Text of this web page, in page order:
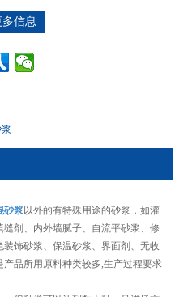
多信息
砂浆以外的有特殊用途的砂浆，如灌
剂、内外墙腻子、自流平砂浆、修
饰砂浆、保温砂浆、界面剂、无收
品所用原料种类较多,生产过程要求